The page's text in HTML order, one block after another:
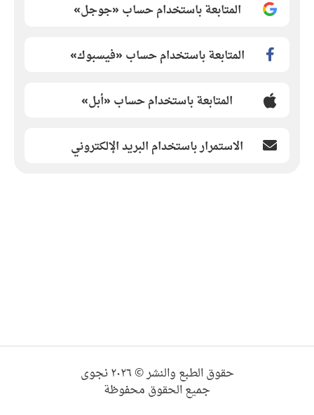
المتابعة باستخدام حساب «جوجل»
المتابعة باستخدام حساب «فيسبوك»
المتابعة باستخدام حساب «أبل»
الاستمرار باستخدام البريد الإلكتروني
حقوق الطبع والنشر © ٢٠٢٦ نجوى
جميع الحقوق محفوظة